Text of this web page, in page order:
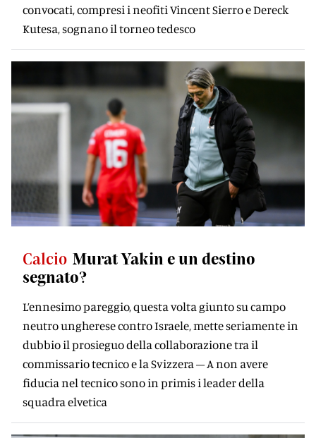
convocati, compresi i neofiti Vincent Sierro e Dereck
Kutesa, sognano il torneo tedesco
Calcio Murat Yakin e un destino
segnato?
L’ennesimo pareggio, questa volta giunto su campo
neutro ungherese contro Israele, mette seriamente in
dubbio il prosieguo della collaborazione tra il
commissario tecnico e la Svizzera – A non avere
fiducia nel tecnico sono in primis i leader della
squadra elvetica